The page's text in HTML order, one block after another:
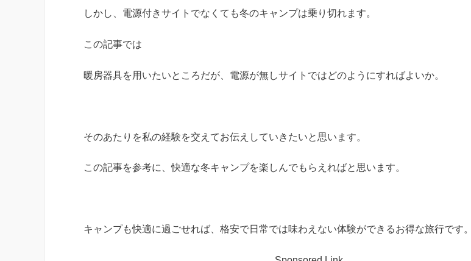
しかし、電源付きサイトでなくても冬のキャンプは乗り切れます。
この記事では
暖房器具を用いたいところだが、電源が無しサイトではどのようにすればよいか。
そのあたりを私の経験を交えてお伝えしていきたいと思います。
この記事を参考に、快適な冬キャンプを楽しんでもらえればと思います。
キャンプも快適に過ごせれば、格安で日常では味わえない体験ができるお得な旅行です。